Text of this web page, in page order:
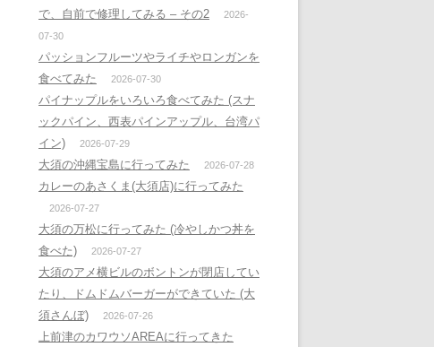
で、自前で修理してみる – その2
2026-
07-30
パッションフルーツやライチやロンガンを
食べてみた
2026-07-30
パイナップルをいろいろ食べてみた (スナ
ックパイン、西表パインアップル、台湾パ
イン)
2026-07-29
大須の沖縄宝島に行ってみた 2026-07-28
カレーのあさくま(大須店)に行ってみた
2026-07-27
大須の万松に行ってみた (冷やしかつ丼を
食べた)
2026-07-27
大須のアメ横ビルのボントンが閉店してい
たり、ドムドムバーガーができていた (大
須さんぼ)
2026-07-26
上前津のカワウソAREAに行ってきた